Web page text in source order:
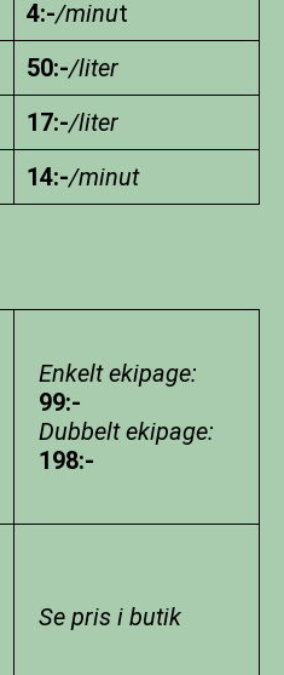
4:-/minut
50:-/liter
17:-/liter
14:-/minut
Enkelt ekipage:
99:-
Dubbelt ekipage:
198:-
Se pris i butik